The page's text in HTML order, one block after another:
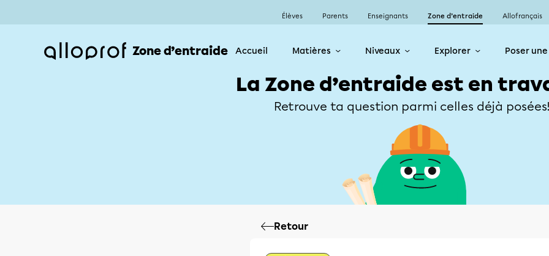
Élèves Parents Enseignants Zone d’entraide Allofrançais
Zone d’entraide Accueil Matières Niveaux Explorer Poser
La Zone d’entraide est en
Retrouve ta question parmi celles déjà
Retour